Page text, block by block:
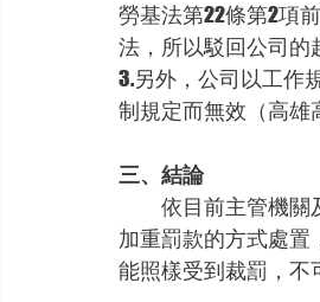
勞基法第22條第2項
法，所以駁回公司的
3.另外，公司以工作
制規定而無效（高雄
三、結論
依目前主管機關及
加重罰款的方式處
能照樣受到裁罰，不